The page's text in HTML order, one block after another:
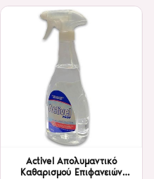
Activel Απολυμαντικό
Καθαρισμού Επιφανειών